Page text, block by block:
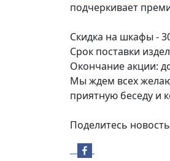
подчеркивает
Скидка на шкафы -
Срок поставки
Окончание акции:
Мы ждем всех
приятную беседу и
Поделитесь